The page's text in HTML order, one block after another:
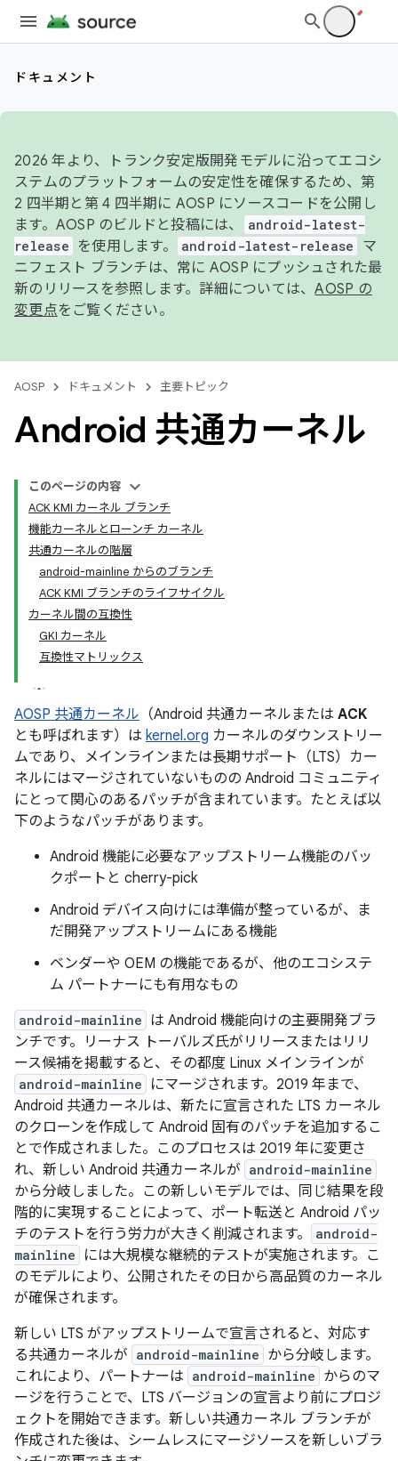
ドキュメント
2026 年より、トランク安定版開発モデルに沿ってエコシ
ステムのプラットフォームの安定性を確保するため、第
2 四半期と第 4 四半期に AOSP にソースコードを公開し
ます。AOSP のビルドと投稿には、
android-latest-
release
を使用します。 android-latest-release
マ
ニフェスト ブランチは、常に AOSP にプッシュされた最
新のリリースを参照します。詳細については、AOSP の
変更点をご覧ください。
AOSP ドキュメント 主要トピック
Android 共通カーネル
このページの内容
ACK KMI カーネル ブランチ
機能カーネルとローンチ カーネル
共通カーネルの階層
android-mainline からのブランチ
ACK KMI ブランチのライフサイクル
カーネル間の互換性
GKI カーネル
互換性マトリックス
AOSP 共通カーネル （Android 共通カーネルまたは ACK
とも呼ばれます）は kernel.org カーネルのダウンストリー
ムであり、メインラインまたは長期サポート（LTS）カー
ネルにはマージされていないものの Android コミュニティ
にとって関心のあるパッチが含まれています。たとえば以
下のようなパッチがあります。
Android 機能に必要なアップストリーム機能のバッ
クポートと cherry-pick
Android デバイス向けには準備が整っているが、ま
だ開発アップストリームにある機能
ベンダーや OEM の機能であるが、他のエコシステ
ム パートナーにも有用なもの
android-mainline は Android 機能向けの主要開発ブラ
ンチです。リーナス トーバルズ氏がリリースまたはリリ
ース候補を掲載すると、その都度 Linux メインラインが
android-mainline
にマージされます。2019 年まで、
Android 共通カーネルは、新たに宣言された LTS カーネル
のクローンを作成して Android 固有のパッチを追加するこ
とで作成されました。このプロセスは 2019 年に変更さ
れ、新しい Android 共通カーネルが android-mainline
から分岐しました。この新しいモデルでは、同じ結果を段
階的に実現することによって、ポート転送と Android パッ
チのテストを行う労力が大きく削減されます。
android-
mainline
には大規模な継続的テストが実施されます。こ
のモデルにより、公開されたその日から高品質のカーネル
が確保されます。
新しい LTS がアップストリームで宣言されると、対応す
る共通カーネルが android-mainline から分岐します。
これにより、パートナーは android-mainline からのマ
ージを行うことで、LTS バージョンの宣言より前にプロジ
ェクトを開始できます。新しい共通カーネル ブランチが
作成された後は、シームレスにマージソースを新しいブラ